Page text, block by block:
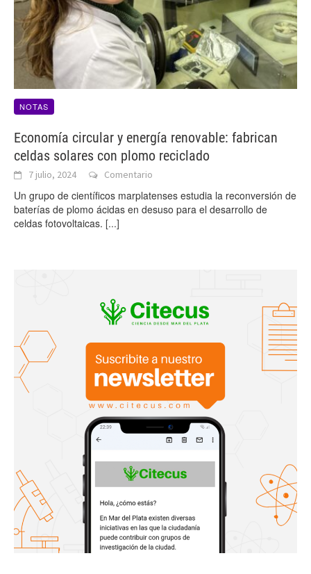
NOTAS
Economía circular y energía renovable: fabrican
celdas solares con plomo reciclado
7 julio, 2024 Comentario
Un grupo de científicos marplatenses estudia la reconversión de
baterías de plomo ácidas en desuso para el desarrollo de
celdas fotovoltaicas. [...]